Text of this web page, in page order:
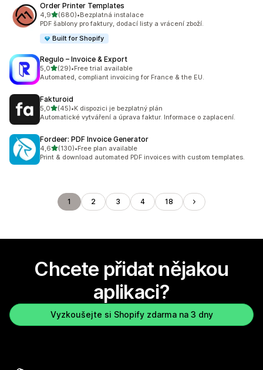
Order Printer Templates
4,9z 5 hvězd
(680)
Celkový počet recenzí: 680
•Bezplatná instalace
PDF šablony pro faktury, dodací listy a vrácení zboží.
Built for Shopify
Regulo – Invoice & Export
5,0z 5 hvězd
(29)
Celkový počet recenzí: 29
•Free trial available
Automated, compliant invoicing for France & the EU.
Fakturoid
5,0z 5 hvězd
(45)
Celkový počet recenzí: 45
•K dispozici je bezplatný plán
Automatické vytváření a úprava faktur. Informace o zaplacení.
Fordeer: PDF Invoice Generator
4,6z 5 hvězd
(130)
Celkový počet recenzí: 130
•Free plan available
Print & download automated PDF invoices with custom templates.
1 2 3 4 18
Chcete přidat nějakou
aplikaci?
Vyzkoušejte si Shopify zdarma na 3 dny